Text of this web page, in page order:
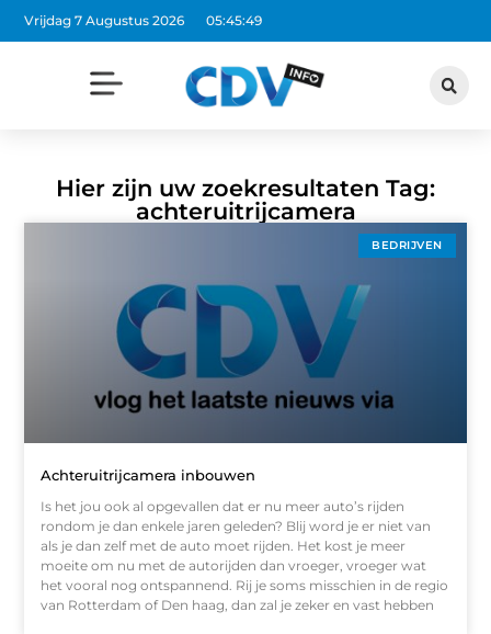
Vrijdag 7 Augustus 2026 05:45:49
Hier zijn uw zoekresultaten Tag:
achteruitrijcamera
BEDRIJVEN
Achteruitrijcamera inbouwen
Is het jou ook al opgevallen dat er nu meer auto’s rijden
rondom je dan enkele jaren geleden? Blij word je er niet van
als je dan zelf met de auto moet rijden. Het kost je meer
moeite om nu met de autorijden dan vroeger, vroeger wat
het vooral nog ontspannend. Rij je soms misschien in de regio
van Rotterdam of Den haag, dan zal je zeker en vast hebben